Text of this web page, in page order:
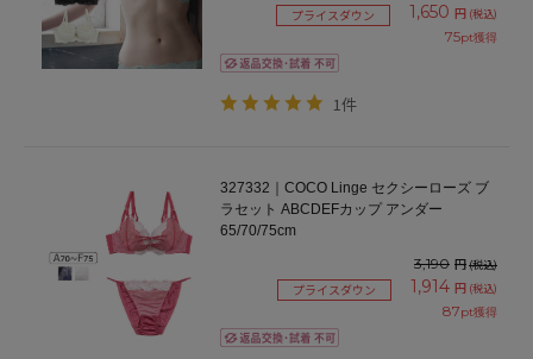
プライスダウン 1,650 円 (税込)
75pt獲得
1件
327332｜COCO Linge セクシーローズ ブ
ラセット ABCDEFカップ アンダー
65/70/75cm
3,190 円(税込)
プライスダウン 1,914 円 (税込)
87pt獲得